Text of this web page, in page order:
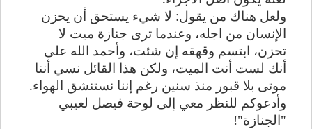
ولعل هناك من يقول: لا شيء يستحق أن يحزن
الإنسان من اجله، وعندما ترى جنازة ميت لا
تحزن، ابتسم وقهقه إن شئت، وأحمد الله على
أنك لست أنت الميت، ولكن هذا القائل نسي أننا
موتى بلا قبور منذ سنين رغم إننا نستنشق الهواء.
وأدعوكم للنظر معي إلى لوحة فيصل لعيبي
"الجنازة"!